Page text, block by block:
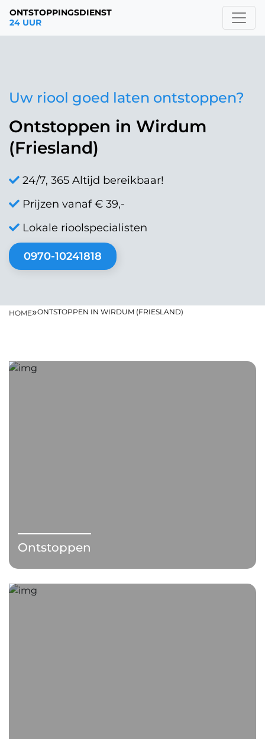
ONTSTOPPINGSDIENST
24 UUR
Uw riool goed laten ontstoppen?
Ontstoppen in Wirdum
(Friesland)
24/7, 365 Altijd bereikbaar!
Prijzen vanaf € 39,-
Lokale rioolspecialisten
0970-10241818
HOME»ONTSTOPPEN IN WIRDUM (FRIESLAND)
Ontstoppen